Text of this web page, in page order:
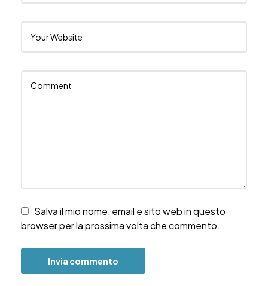
Salva il mio nome, email e sito web in questo
browser per la prossima volta che commento.